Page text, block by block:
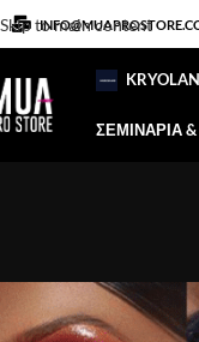
Skip to main content
KRYOLAN
ΣΕΜΙΝΑΡΙΑ